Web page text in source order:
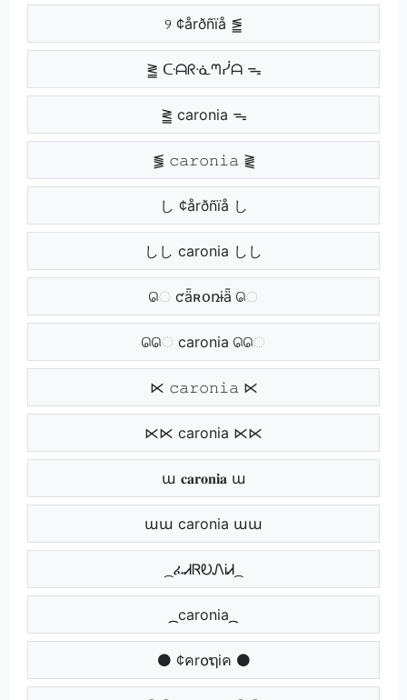
୨ ¢årðñïå ⪑
⪒ ᑢᗩᖇᓍᘉᓰᗩ ᯓ
⪒ caronia ᯓ
⪓ 𝚌𝚊𝚛𝚘𝚗𝚒𝚊 ⪔
し ¢årðñïå し
しし caronia しし
ெ ƈǟʀօռɨǟ ெ
ெெ caronia ெெ
⋉ 𝚌𝚊𝚛𝚘𝚗𝚒𝚊 ⋉
⋉⋉ caronia ⋉⋉
ա 𝐜𝐚𝐫𝐨𝐧𝐢𝐚 ա
աա caronia աա
᷼ ፈᏗᏒᎧᏁᎥᏗ ᷼
᷼᷼ caronia ᷼᷼
⚫ ¢คr໐ຖiค ⚫